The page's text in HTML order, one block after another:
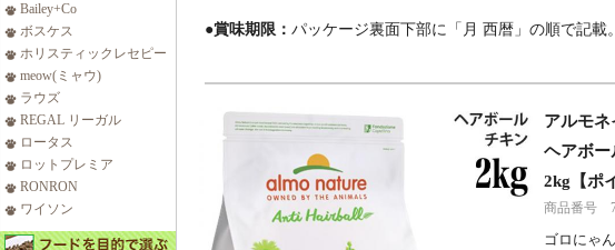
Bailey+Co
ボスケス
ホリスティックレセピー
meow(ミャウ)
ラウズ
REGAL リーガル
ロータス
ロットプレミア
RONRON
ワイソン
●賞味期限： パッケージ裏面下部に「月 西暦」の順で記載
アルモ
ヘアボー
2kg【ポ
商品番号
ゴロにゃ